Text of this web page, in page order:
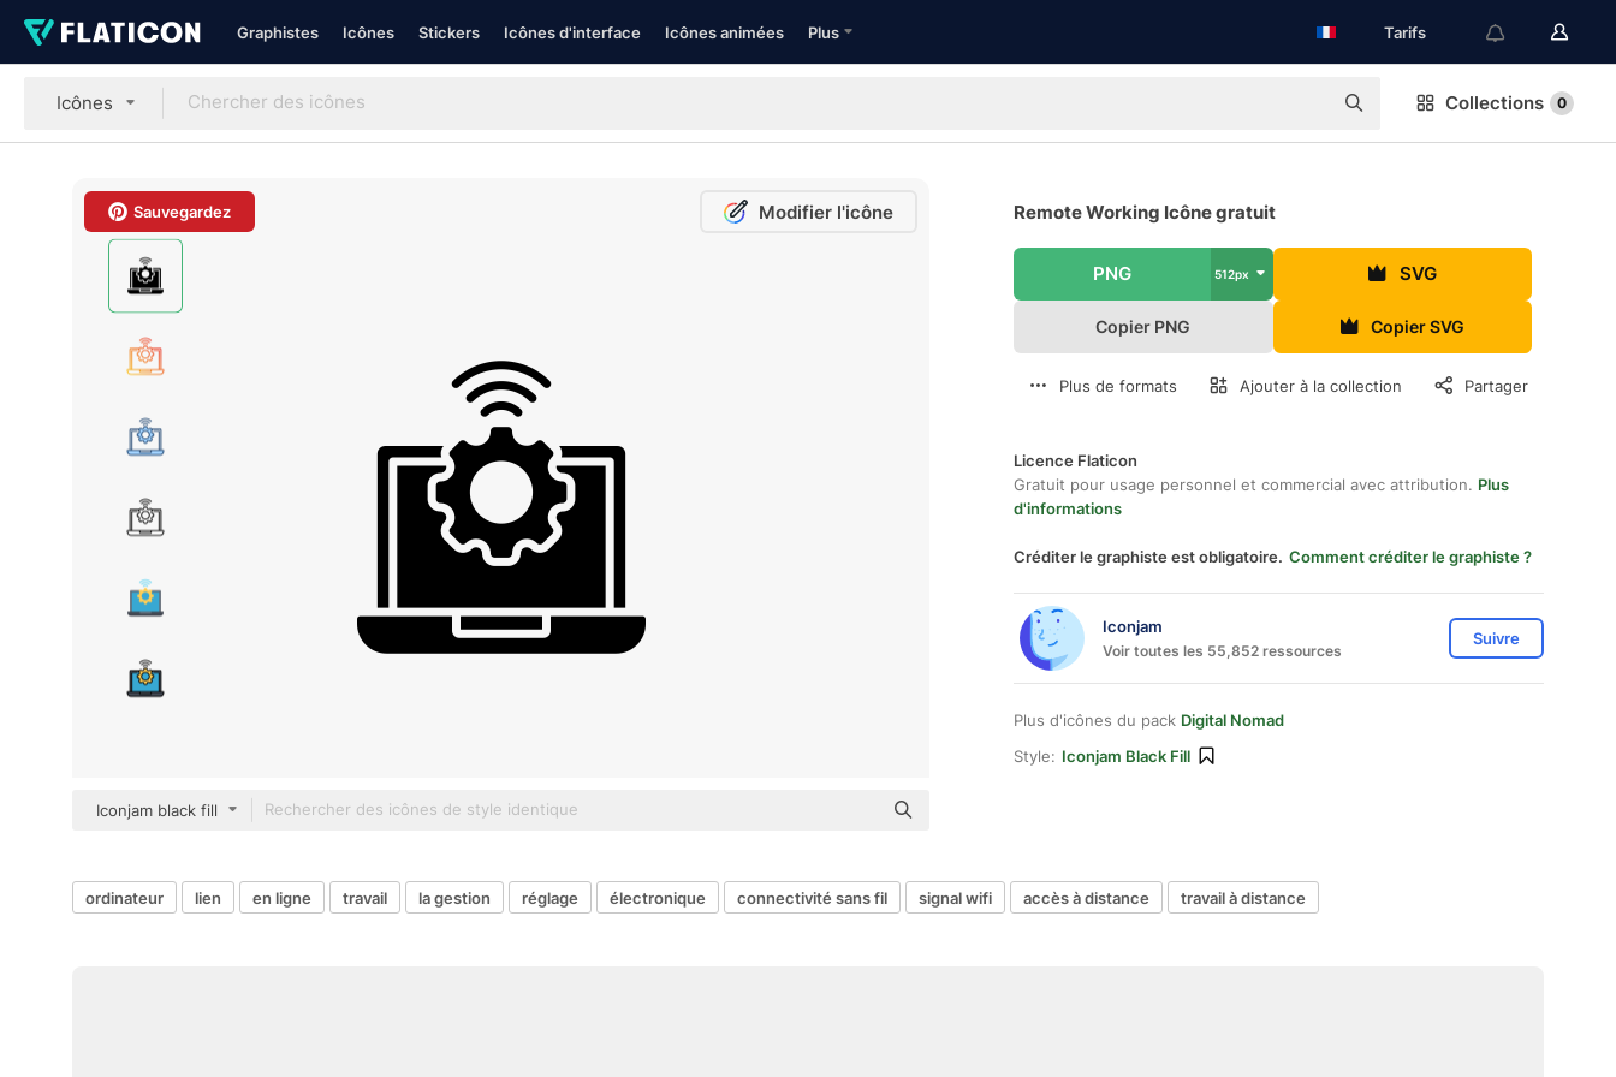
Graphistes Icônes Stickers Icônes d'interface Icônes animées Plus Tarifs
Icônes Collections 0
Sauvegardez Modifier l'icône
Iconjam black fill
Remote Working Icône gratuit
PNG 512px SVG
Copier PNG Copier SVG
Plus de formats Ajouter à la collection Partager
Licence Flaticon
Gratuit pour usage personnel et commercial avec attribution. Plus
d'informations
Créditer le graphiste est obligatoire. Comment créditer le graphiste ?
Iconjam
Voir toutes les 55,852 ressources
Suivre
Plus d'icônes du pack Digital Nomad
Style: Iconjam Black Fill
ordinateur lien en ligne travail la gestion réglage électronique connectivité sans fil signal wifi accès à distance travail à distance